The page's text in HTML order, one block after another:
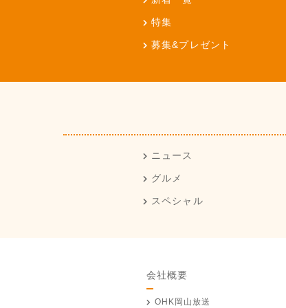
特集
募集&プレゼント
ニュース
グルメ
スペシャル
会社概要
OHK岡山放送